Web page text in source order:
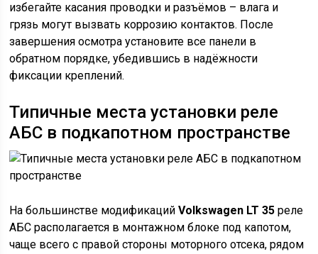
избегайте касания проводки и разъёмов – влага и
грязь могут вызвать коррозию контактов. После
завершения осмотра установите все панели в
обратном порядке, убедившись в надёжности
фиксации креплений.
Типичные места установки реле
АБС в подкапотном пространстве
На большинстве модификацийVolkswagen LT 35 реле
АБС располагается в монтажном блоке под капотом,
чаще всего с правой стороны моторного отсека, рядом